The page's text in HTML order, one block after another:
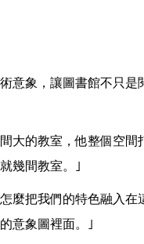
意象，讓圖書館不只是
的教室，他整個空間
幾間教室。｣
把我們的特色融入在
意象圖裡面。｣